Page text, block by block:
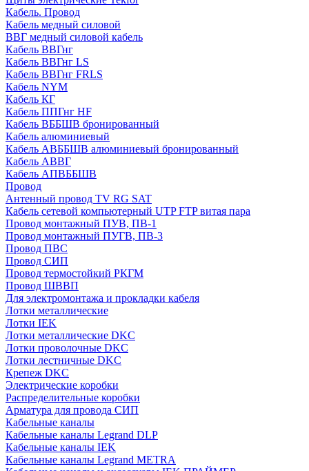
Кабель. Провод
Кабель медный силовой
ВВГ медный силовой кабель
Кабель ВВГнг
Кабель ВВГнг LS
Кабель ВВГнг FRLS
Кабель NYM
Кабель КГ
Кабель ППГнг HF
Кабель ВББШВ бронированный
Кабель алюминиевый
Кабель АВББШВ алюминиевый бронированный
Кабель АВВГ
Кабель АПВББШВ
Провод
Антенный провод TV RG SAT
Кабель сетевой компьютерный UTP FTP витая пара
Провод монтажный ПУВ, ПВ-1
Провод монтажный ПУГВ, ПВ-3
Провод ПВС
Провод СИП
Провод термостойкий РКГМ
Провод ШВВП
Для электромонтажа и прокладки кабеля
Лотки металлические
Лотки IEK
Лотки металлические DKC
Лотки проволочные DKC
Лотки лестничные DKC
Крепеж DKC
Электрические коробки
Распределительные коробки
Арматура для провода СИП
Кабельные каналы
Кабельные каналы Legrand DLP
Кабельные каналы IEK
Кабельные каналы Legrand METRA